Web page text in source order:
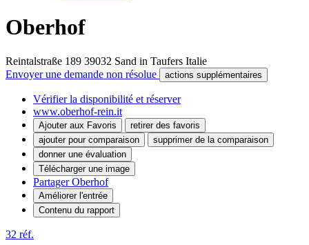
Oberhof
Reintalstraße 189 39032 Sand in Taufers Italie
Envoyer une demande non résolue
actions supplémentaires
Vérifier la disponibilité et réserver
www.oberhof-rein.it
Ajouter aux Favoris
retirer des favoris
ajouter pour comparaison
supprimer de la comparaison
donner une évaluation
Télécharger une image
Partager Oberhof
Améliorer l'entrée
Contenu du rapport
32 réf.